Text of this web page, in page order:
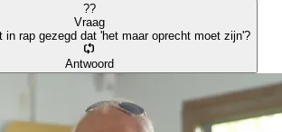
??
Vraag
in rap gezegd dat 'het maar oprecht moet zijn'?
Antwoord